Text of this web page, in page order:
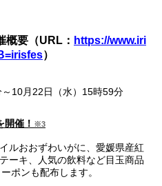
概要（URL： https://www.iri
）
10月22日（水）15時59分
催！ ※3
ルおおずわいがに、愛媛県産紅
ーキ、人気の飲料など目玉商品
ポンも配布します。